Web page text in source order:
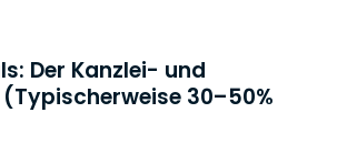
Der Kanzlei- und
30–50%